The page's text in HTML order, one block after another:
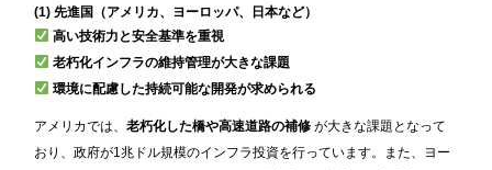
(1) 先進国（アメリカ、ヨーロッパ、日本など）
高い技術力と安全基準を重視
老朽化インフラの維持管理が大きな課題
環境に配慮した持続可能な開発が求められる
アメリカでは、老朽化した橋や高速道路の補修 が大きな課題となって
おり、政府が1兆ドル規模のインフラ投資を行っています。また、ヨー